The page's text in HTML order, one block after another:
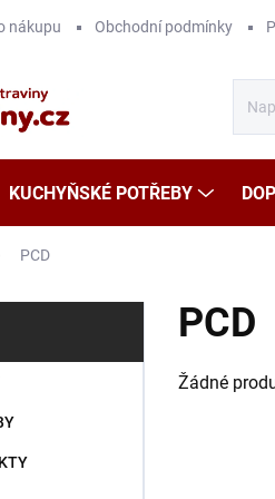
nákupu Obchodní podmínky
KUCHYŇSKÉ POTŘEBY
PCD
PCD
Žádné